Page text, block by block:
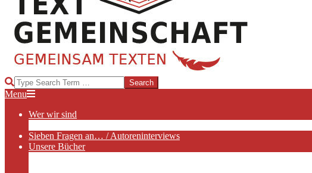
TEXTGEMEINSCHAFT
Search
Primary
Menu
Menu
Wer wir sind
Sieben Fragen an… / Autoreninterviews
Unsere Bücher